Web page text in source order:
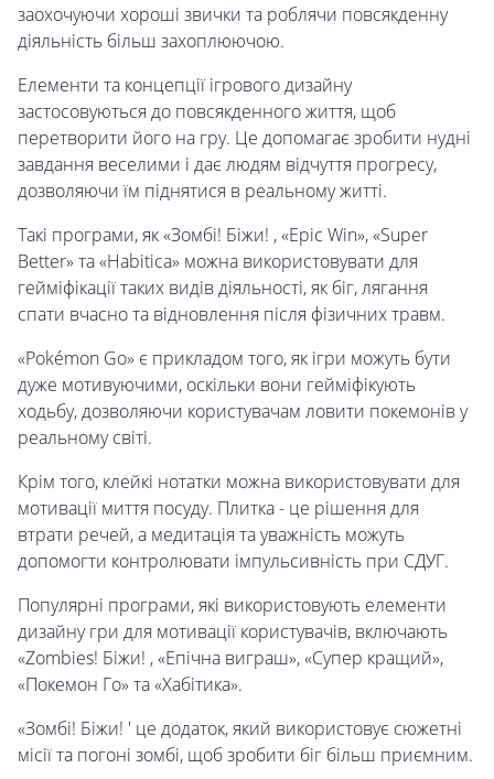
заохочуючи хороші звички та роблячи повсякденну
діяльність більш захоплюючою.
Елементи та концепції ігрового дизайну
застосовуються до повсякденного життя, щоб
перетворити його на гру. Це допомагає зробити нудні
завдання веселими і дає людям відчуття прогресу,
дозволяючи їм піднятися в реальному житті.
Такі програми, як «Зомбі! Біжи! , «Epic Win», «Super
Better» та «Habitica» можна використовувати для
гейміфікації таких видів діяльності, як біг, лягання
спати вчасно та відновлення після фізичних травм.
«Pokémon Go» є прикладом того, як ігри можуть бути
дуже мотивуючими, оскільки вони гейміфікують
ходьбу, дозволяючи користувачам ловити покемонів у
реальному світі.
Крім того, клейкі нотатки можна використовувати для
мотивації миття посуду. Плитка - це рішення для
втрати речей, а медитація та уважність можуть
допомогти контролювати імпульсивність при СДУГ.
Популярні програми, які використовують елементи
дизайну гри для мотивації користувачів, включають
«Zombies! Біжи! , «Епічна виграш», «Супер кращий»,
«Покемон Го» та «Хабітика».
«Зомбі! Біжи! ' це додаток, який використовує сюжетні
місії та погоні зомбі, щоб зробити біг більш приємним.